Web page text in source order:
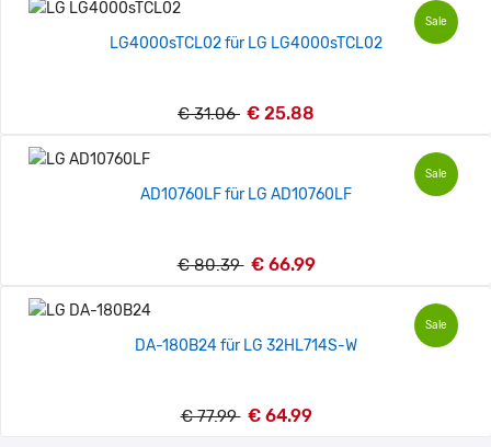
Sale
LG4000sTCL02 für LG LG4000sTCL02
€ 31.06 € 25.88
Sale
AD10760LF für LG AD10760LF
€ 80.39 € 66.99
Sale
DA-180B24 für LG 32HL714S-W
€ 77.99 € 64.99